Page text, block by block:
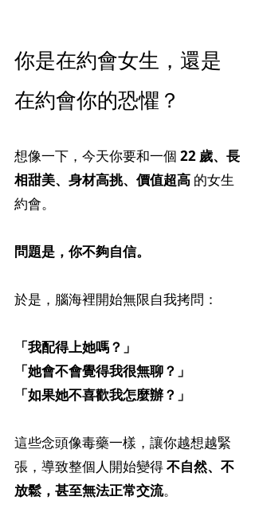
你是在約會女生，還是
在約會你的恐懼？
想像一下，今天你要和一個 22 歲、長
相甜美、身材高挑、價值超高 的女生
約會。
問題是，你不夠自信。
於是，腦海裡開始無限自我拷問：
「我配得上她嗎？」
「她會不會覺得我很無聊？」
「如果她不喜歡我怎麼辦？」
這些念頭像毒藥一樣，讓你越想越緊
張，導致整個人開始變得 不自然、不
放鬆，甚至無法正常交流。